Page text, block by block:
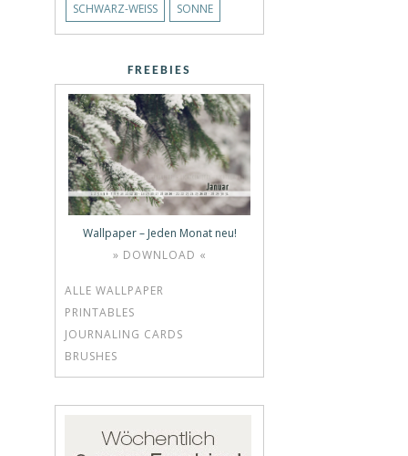
SCHWARZ-WEISS
SONNE
FREEBIES
Wallpaper – Jeden Monat neu!
» DOWNLOAD «
ALLE WALLPAPER
PRINTABLES
JOURNALING CARDS
BRUSHES